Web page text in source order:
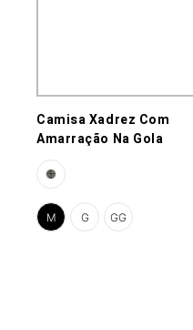
Camisa Xadrez Com
Amarração Na Gola
G GG
M